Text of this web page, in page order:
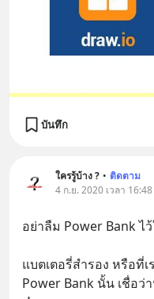
บันทึก
ใครรู้บ้าง ? • ติดตาม
4 ก.ย. 2020 เวลา
อย่าลืม Power Bank ไ
แบตเตอรี่สำรอง หรือที่
Power Bank นั้น เชื่อ